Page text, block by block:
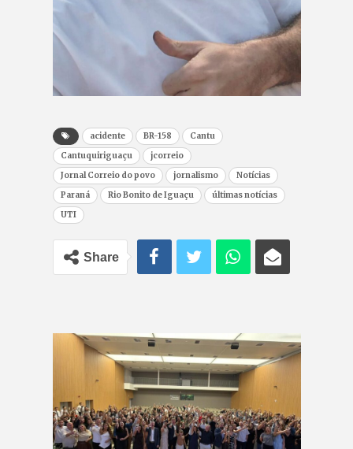
acidente BR-158
Cantu
Cantuquiriguaçu
jcorreio
Jornal Correio do povo
jornalismo
Notícias
Paraná
Rio Bonito de Iguaçu
últimas notícias
UTI
Share